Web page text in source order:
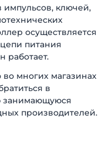
импульсов, ключей,
осуществляется
питания
работает.
многих магазинах
в
занимающуюся
производителей.